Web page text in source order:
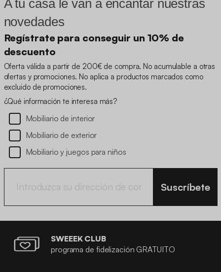
A tu casa le van a encantar nuestras
novedades
Regístrate para conseguir un 10% de
descuento
Oferta válida a partir de 200€ de compra. No acumulable a otras
ofertas y promociones. No aplica a productos marcados como
excluido de promociones.
¿Qué información te interesa más?
Mobiliario de interior
Mobiliario de exterior
Mobiliario y juegos para niños
Suscríbete
SWEEEK CLUB
programa de fidelización GRATUITO